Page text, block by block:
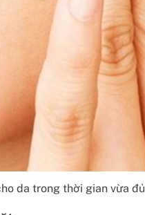
da trong thời gian vừa đủ